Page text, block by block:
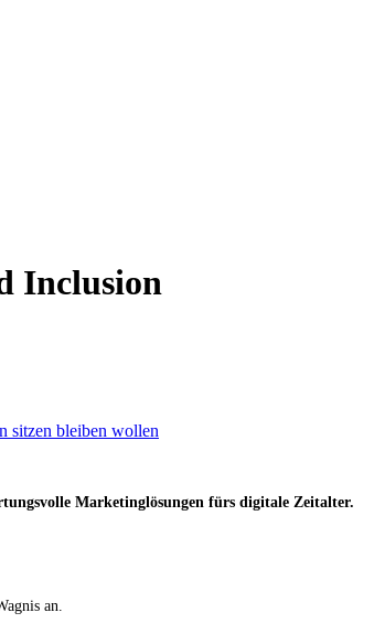
Inclusion
sitzen bleiben wollen
Marketinglösungen fürs digitale Zeitalter.
an.